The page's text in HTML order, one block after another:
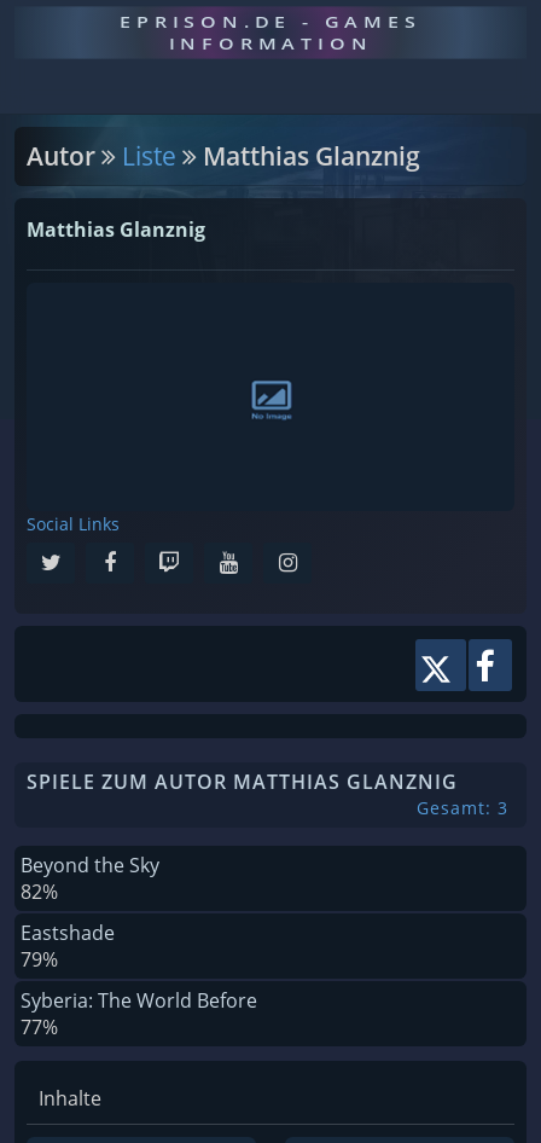
EPRISON.DE - GAMES
INFORMATION
Autor Liste Matthias Glanznig
Matthias Glanznig
Social Links
SPIELE ZUM AUTOR MATTHIAS GLANZNIG
Gesamt: 3
Beyond the Sky
82%
Eastshade
79%
Syberia: The World Before
77%
Inhalte